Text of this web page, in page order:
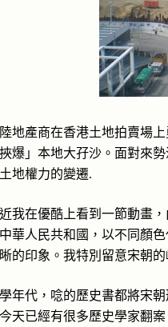
地產商在香港土地拍賣場
爆」本地大孖沙。面對來
地權力的變遷.
我在優酷上看到一節動畫
華人民共和國，以不同顏
的印象。我特別留意宋朝的
年代，唸的歷史書都將宋
天已經有很多歷史學家翻